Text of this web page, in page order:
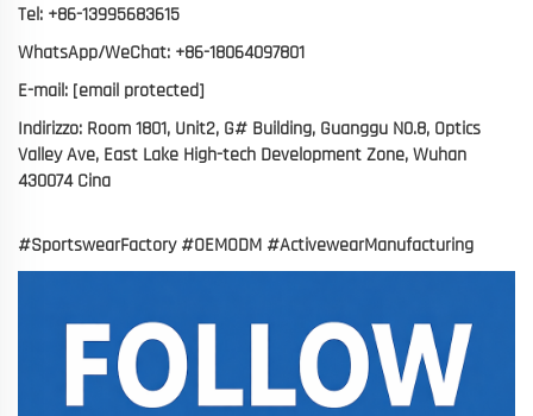
Tel: +86-13995683615
WhatsApp/WeChat: +86-18064097801
E-mail: [email protected]
Indirizzo: Room 1801, Unit2, G# Building, Guanggu N0.8, Optics
Valley Ave, East Lake High-tech Development Zone, Wuhan
430074 Cina
#SportswearFactory #OEMODM #ActivewearManufacturing